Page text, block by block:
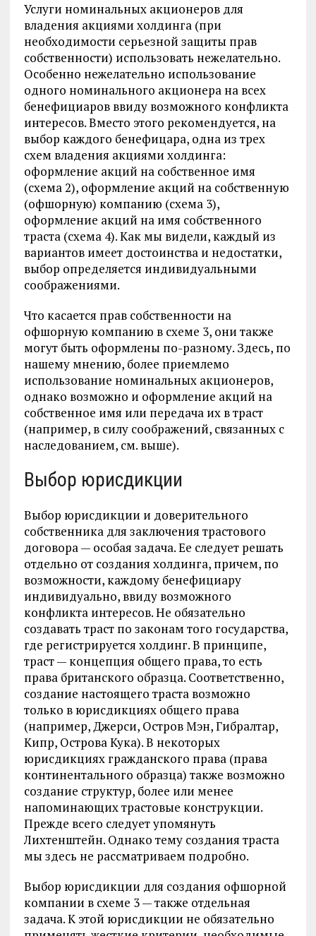
Услуги номинальных акционеров для
владения акциями холдинга (при
необходимости серьезной защиты прав
собственности) использовать нежелательно.
Особенно нежелательно использование
одного номинального акционера на всех
бенефициаров ввиду возможного конфликта
интересов. Вместо этого рекомендуется, на
выбор каждого бенефицара, одна из трех
схем владения акциями холдинга:
оформление акций на собственное имя
(схема 2), оформление акций на собственную
(офшорную) компанию (схема 3),
оформление акций на имя собственного
траста (схема 4). Как мы видели, каждый из
вариантов имеет достоинства и недостатки,
выбор определяется индивидуальными
соображениями.
Что касается прав собственности на
офшорную компанию в схеме 3, они также
могут быть оформлены по-разному. Здесь, по
нашему мнению, более приемлемо
использование номинальных акционеров,
однако возможно и оформление акций на
собственное имя или передача их в траст
(например, в силу соображений, связанных с
наследованием, см. выше).
Выбор юрисдикции
Выбор юрисдикции и доверительного
собственника для заключения трастового
договора — особая задача. Ее следует решать
отдельно от создания холдинга, причем, по
возможности, каждому бенефициару
индивидуально, ввиду возможного
конфликта интересов. Не обязательно
создавать траст по законам того государства,
где регистрируется холдинг. В принципе,
траст — концепция общего права, то есть
права британского образца. Соответственно,
создание настоящего траста возможно
только в юрисдикциях общего права
(например, Джерси, Остров Мэн, Гибралтар,
Кипр, Острова Кука). В некоторых
юрисдикциях гражданского права (права
континентального образца) также возможно
создание структур, более или менее
напоминающих трастовые конструкции.
Прежде всего следует упомянуть
Лихтенштейн. Однако тему создания траста
мы здесь не рассматриваем подробно.
Выбор юрисдикции для создания офшорной
компании в схеме 3 — также отдельная
задача. К этой юрисдикции не обязательно